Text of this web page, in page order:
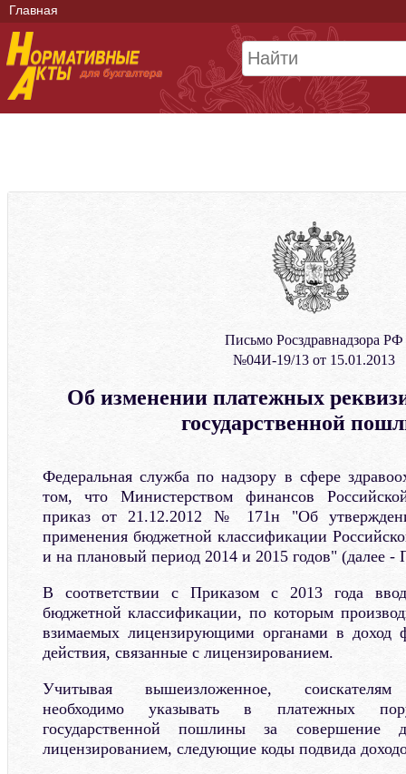
Главная
Письмо Росздравнадзора РФ
№04И-19/13 от 15.01.2013
Об изменении платежных
государственной
Федеральная служба по надзору в сфере
том, что Министерством финансов
приказ от 21.12.2012 № 171н "Об
применения бюджетной классификации
и на плановый период 2014 и 2015 годов" (далее -
В соответствии с Приказом с 2013 года
бюджетной классификации, по которым
взимаемых лицензирующими органами в доход
действия, связанные с лицензированием.
Учитывая вышеизложенное, соискателям
необходимо указывать в платежных
государственной пошлины за совершение
лицензированием, следующие коды подвида